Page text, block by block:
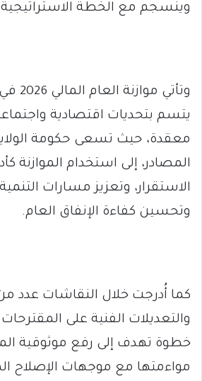
وينسجم مع الخطة الاستراتيجية
وتأتي
يتسم بتحديات اقتصادية
معقدة، حيث تسعى حكومة
المصادر، إلى استخدام الموازنة
الاستقرار، وتعزيز مسارات
وتحسين كفاءة الإنفاق العام.
كما أُدرجت خلال النقاشات عدد
والتعديلات الفنية على
خطوة تهدف إلى رفع موثوقية
مواءمتها مع موجهات الإصلاح